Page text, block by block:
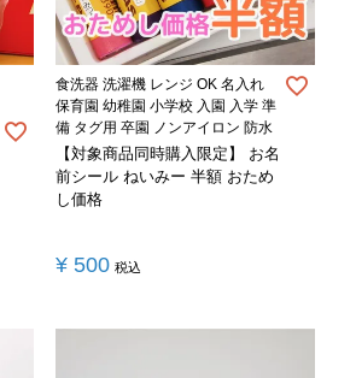
食洗器 洗濯機 レンジ OK 名入れ
保育園 幼稚園 小学校 入園 入学 準
備 タグ用 卒園 ノンアイロン 防水
【対象商品同時購入限定】 お名
前シール ねいみー 半額 おため
し価格
¥ 500 税込